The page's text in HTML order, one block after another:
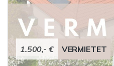
1.500,- € VERMIETET